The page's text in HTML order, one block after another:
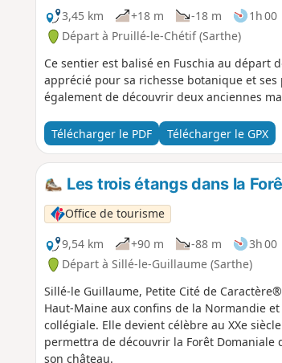
3,45 km
+18 m -18 m 1h 00
Départ à Pruillé-le-Chétif (Sarthe)
Ce sentier est balisé en Fuschia au départ
apprécié pour sa richesse botanique et
également de découvrir deux anciennes
Télécharger le PDF Télécharger le GPX
Les trois étangs dans la
Office de tourisme
9,54 km
+90 m -88 m 3h 00
Départ à Sillé-le-Guillaume (Sarthe)
Sillé-le Guillaume, Petite Cité de
Haut-Maine aux confins de la Normandie
collégiale. Elle devient célèbre au XXe
permettra de découvrir la Forêt Domaniale
son château.